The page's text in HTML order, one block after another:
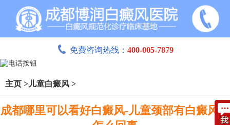
免费咨询热线： 400-005-7879
主页 >儿童白癜风 >
成都哪里可以看好白癜风-儿童颈部有白癜风是